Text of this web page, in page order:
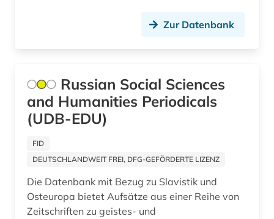
Zur Datenbank
Russian Social Sciences
and Humanities Periodicals
(UDB-EDU)
FID
DEUTSCHLANDWEIT FREI, DFG-GEFÖRDERTE LIZENZ
Die Datenbank mit Bezug zu Slavistik und
Osteuropa bietet Aufsätze aus einer Reihe von
Zeitschriften zu geistes- und